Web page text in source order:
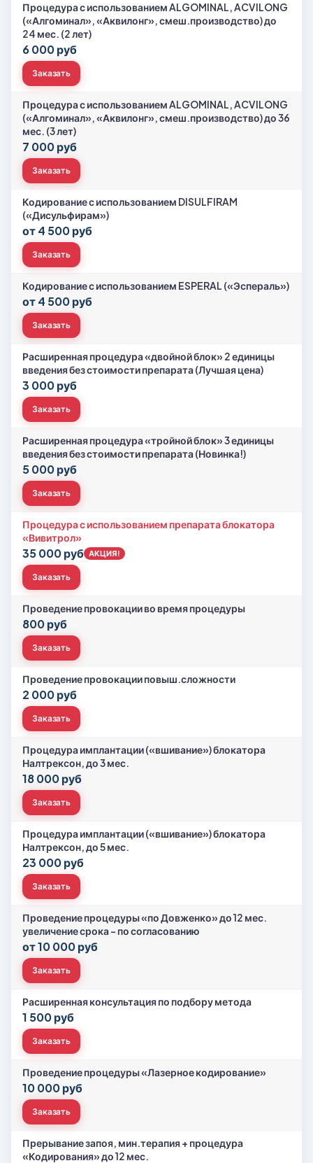
Процедура с использованием ALGOMINAL, ACVILONG
(«Алгоминал», «Аквилонг», смеш.производство) до
24 мес. (2 лет)
6 000 руб
Заказать
Процедура с использованием ALGOMINAL, ACVILONG
(«Алгоминал», «Аквилонг», смеш.производство) до 36
мес. (3 лет)
7 000 руб
Заказать
Кодирование с использованием DISULFIRAM
(«Дисульфирам»)
от 4 500 руб
Заказать
Кодирование с использованием ESPERAL («Эспераль»)
от 4 500 руб
Заказать
Расширенная процедура «двойной блок» 2 единицы
введения без стоимости препарата (Лучшая цена)
3 000 руб
Заказать
Расширенная процедура «тройной блок» 3 единицы
введения без стоимости препарата (Новинка!)
5 000 руб
Заказать
Процедура с использованием препарата блокатора
«Вивитрол»
35 000 руб АКЦИЯ!
Заказать
Проведение провокации во время процедуры
800 руб
Заказать
Проведение провокации повыш.сложности
2 000 руб
Заказать
Процедура имплантации («вшивание») блокатора
Налтрексон, до 3 мес.
18 000 руб
Заказать
Процедура имплантации («вшивание») блокатора
Налтрексон, до 5 мес.
23 000 руб
Заказать
Проведение процедуры «по Довженко» до 12 мес.
увеличение срока - по согласованию
от 10 000 руб
Заказать
Расширенная консультация по подбору метода
1 500 руб
Заказать
Проведение процедуры «Лазерное кодирование»
10 000 руб
Заказать
Прерывание запоя, мин.терапия + процедура
«Кодирования» до 12 мес.